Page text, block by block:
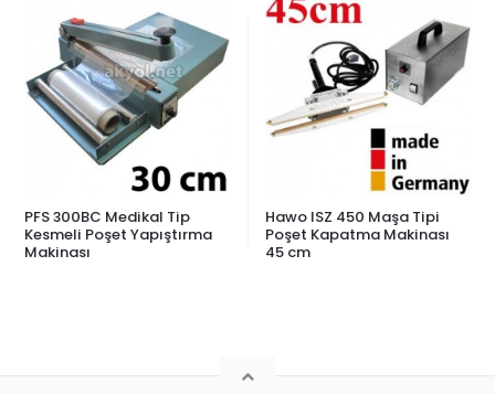
PFS 300BC Medikal Tip
Kesmeli Poşet Yapıştırma
Makinası
Hawo ISZ 450 Maşa Tipi
Poşet Kapatma Makinası
45 cm